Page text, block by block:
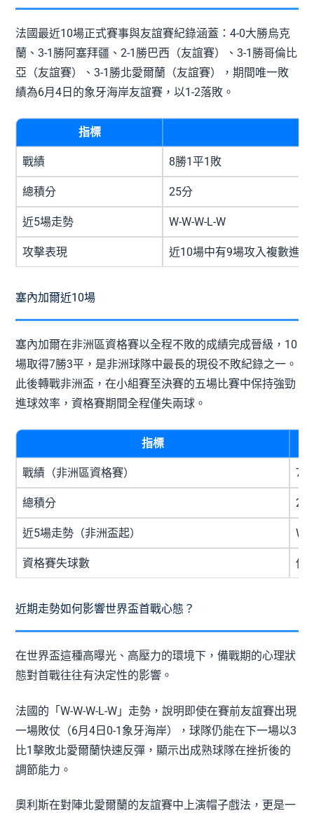
法國最近10場正式賽事與友誼賽紀錄涵蓋：4-0大勝烏克
蘭、3-1勝阿塞拜疆、2-1勝巴西（友誼賽）、3-1勝哥倫比
亞（友誼賽）、3-1勝北愛爾蘭（友誼賽），期間唯一敗
績為6月4日的象牙海岸友誼賽，以1-2落敗。
指標
戰績 8勝1平1敗
總積分 25分
近5場走勢 W-W-W-L-W
攻擊表現 近10場中有9場攻入複數進球
塞內加爾近10場
塞內加爾在非洲區資格賽以全程不敗的成績完成晉級，10
場取得7勝3平，是非洲球隊中最長的現役不敗紀錄之一。
此後轉戰非洲盃，在小組賽至決賽的五場比賽中保持強勁
進球效率，資格賽期間全程僅失兩球。
指標
戰績（非洲區資格賽） 7
總積分 24
近5場走勢（非洲盃起） W-
資格賽失球數 僅
近期走勢如何影響世界盃首戰心態？
在世界盃這種高曝光、高壓力的環境下，備戰期的心理狀
態對首戰往往有決定性的影響。
法國的「W-W-W-L-W」走勢，說明即使在賽前友誼賽出現
一場敗仗（6月4日0-1象牙海岸），球隊仍能在下一場以3
比1擊敗北愛爾蘭快速反彈，顯示出成熟球隊在挫折後的
調節能力。
奧利斯在對陣北愛爾蘭的友誼賽中上演帽子戲法，更是一